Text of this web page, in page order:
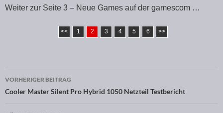
Weiter zur Seite 3 – Neue Games auf der gamescom …
<< 1 2 3 4 5 6 >>
Beitragsnavigation
VORHERIGER BEITRAG
Cooler Master Silent Pro Hybrid 1050 Netzteil Testbericht